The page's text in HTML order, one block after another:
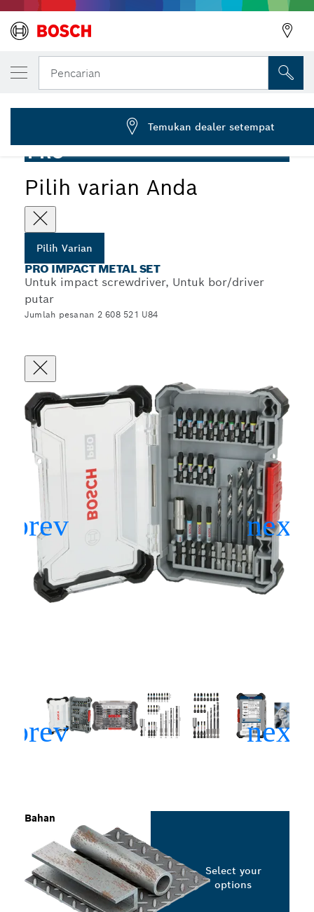
Pencarian
... PRO Impact Metal Set, 20 buah
PRO
Pilih varian Anda
Pilih Varian
PRO IMPACT METAL SET
Untuk impact screwdriver, Untuk bor/driver
putar
Jumlah pesanan 2 608 521 U84
Bahan
Select your
options
VARIAN PILIHAN ANDA
PRO Impact Metal Set, 20 buah
2 608 521 U84
Temukan dealer setempat